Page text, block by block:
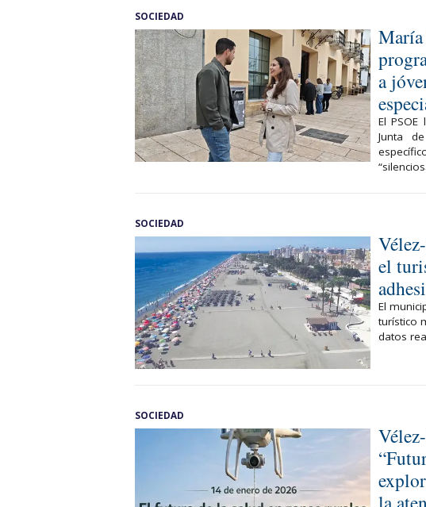
SOCIEDAD
María
a
El
Junta
SOCIEDAD
el
El
turístico
datos
SOCIEDAD